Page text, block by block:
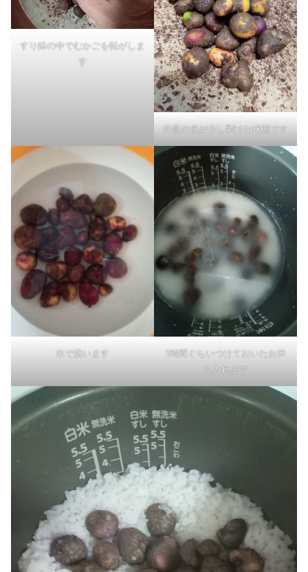
すり鉢の中でむかごを転がしま
す
外側の皮が少し剥けた状態です
水で洗います
1時間ぐらいつけておいたお米
に入れます